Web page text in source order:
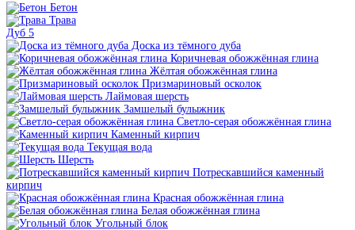
Бетон
Трава
Дуб 5
Доска из тёмного дуба
Коричневая обожжённая глина
Жёлтая обожжённая глина
Призмариновый осколок
Лаймовая шерсть
Замшелый булыжник
Светло-серая обожжённая глина
Каменный кирпич
Текущая вода
Шерсть
Потрескавшийся каменный
кирпич
Красная обожжённая глина
Белая обожжённая глина
Угольный блок